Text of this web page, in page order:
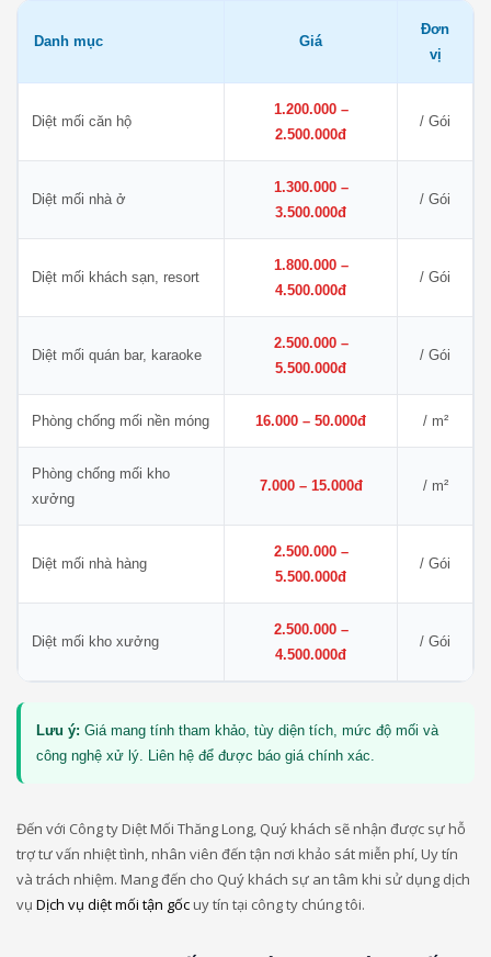
Danh mục Giá
Đơn
vị
Diệt mối căn hộ
1.200.000 –
2.500.000đ
/ Gói
Diệt mối nhà ở
1.300.000 –
3.500.000đ
/ Gói
Diệt mối khách sạn, resort
1.800.000 –
4.500.000đ
/ Gói
Diệt mối quán bar, karaoke
2.500.000 –
5.500.000đ
/ Gói
Phòng chống mối nền móng 16.000 – 50.000đ / m²
Phòng chống mối kho
xưởng
7.000 – 15.000đ / m²
Diệt mối nhà hàng
2.500.000 –
5.500.000đ
/ Gói
Diệt mối kho xưởng
2.500.000 –
4.500.000đ
/ Gói
Lưu ý: Giá mang tính tham khảo, tùy diện tích, mức độ mối và
công nghệ xử lý. Liên hệ để được báo giá chính xác.
Đến với Công ty Diệt Mối Thăng Long, Quý khách sẽ nhận được sự hỗ
trợ tư vấn nhiệt tình, nhân viên đến tận nơi khảo sát miễn phí, Uy tín
và trách nhiệm. Mang đến cho Quý khách sự an tâm khi sử dụng dịch
vụ Dịch vụ diệt mối tận gốcuy tín tại công ty chúng tôi.